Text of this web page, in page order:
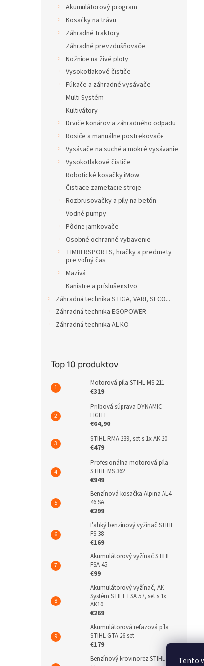
Tento
Akumulátorový program
Kosačky na trávu
Záhradné traktory
Záhradné prevzdušňovače
Nožnice na živé ploty
Vysokotlakové čističe
Fúkače a záhradné vysávače
Multi Systém
Kultivátory
Drviče konárov a záhradného odpadu
Rosiče a manuálne postrekovače
Vysávače na suché a mokré vysávanie
Vysokotlakové čističe
Robotické kosačky iMow
Čistiace zametacie stroje
Rozbrusovačky a píly na betón
Vodné pumpy
Pôdne jamkovače
Osobné ochranné vybavenie
TIMBERSPORTS, hračky a predmety
pre voľný čas
Mazivá
Kanistre a príslušenstvo
Záhradná technika STIGA, VARI, SECO...
Záhradná technika EGOPOWER
Záhradná technika AL-KO
Top 10 produktov
Motorová píla STIHL MS 211
€319
Prilbová súprava DYNAMIC
LIGHT
€64,90
STIHL RMA 239, set s 1x AK 20
€479
Profesionálna motorová píla
STIHL MS 362
€949
Benzínová kosačka Alpina AL4
46 SA
€299
Ľahký benzínový vyžínač STIHL
FS 38
€169
Akumulátorový vyžínač STIHL
FSA 45
€99
Akumulátorový vyžínač, AK
Systém STIHL FSA 57, set s 1x
AK10
€269
Akumulátorová reťazová píla
STIHL GTA 26 set
€179
Benzínový krovinorez STIHL FS